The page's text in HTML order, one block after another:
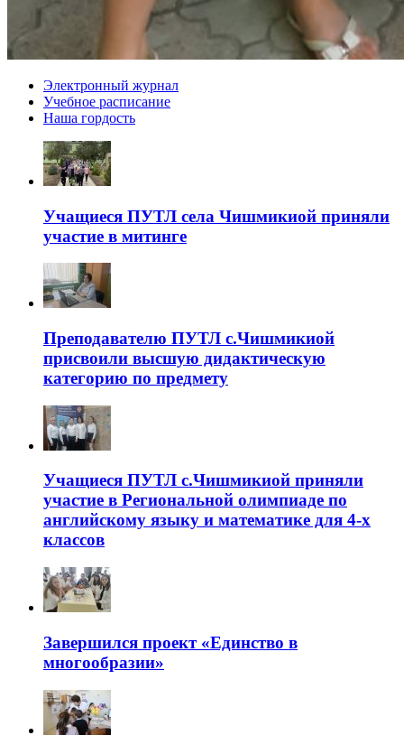
Электронный журнал
Учебное расписание
Наша гордость
Учащиеся ПУТЛ села Чишмикиой приняли
участие в митинге
Преподавателю ПУТЛ с.Чишмикиой
присвоили высшую дидактическую
категорию по предмету
Учащиеся ПУТЛ с.Чишмикиой приняли
участие в Региональной олимпиаде по
английскому языку и математике для 4-х
классов
Завершился проект «Единство в
многообразии»